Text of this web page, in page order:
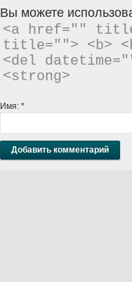
Вы можете
<a href=""
title=""> <b>
<del
<strong>
Имя: *